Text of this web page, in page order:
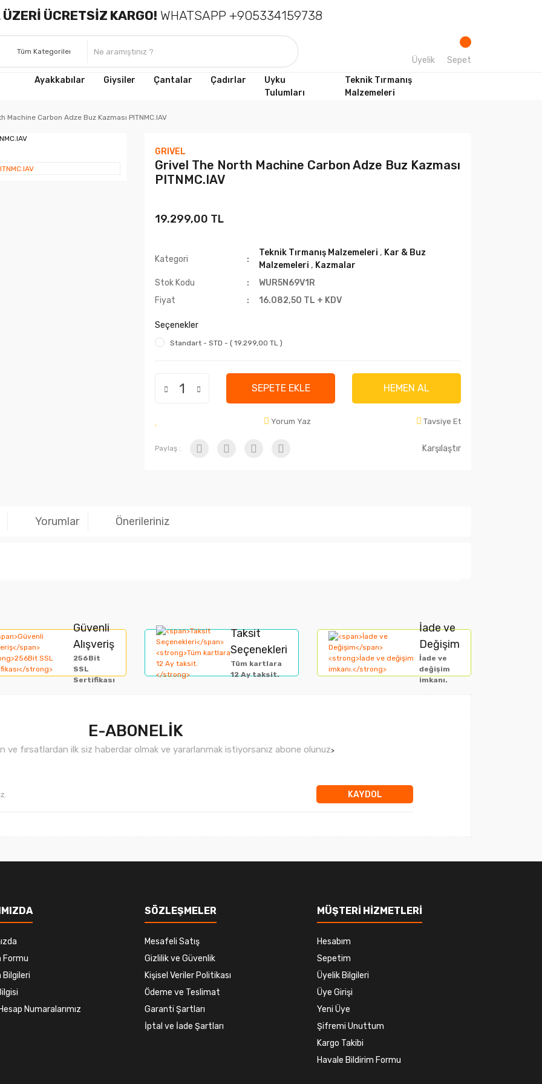
ÜCRETSİZ KARGO! WHATSAPP +905334159738
Üyelik Sepet
Ayakkabılar Giysiler Çantalar Çadırlar
Uyku
Tulumları
Teknik Tırmanış
Malzemeleri
Machine Carbon Adze Buz Kazması PITNMC.IAV
GRIVEL
Grivel The North Machine Carbon Adze Buz Kazması
PITNMC.IAV
19.299,00 TL
Kategori
Teknik Tırmanış Malzemeleri , Kar & Buz
Malzemeleri , Kazmalar
Stok Kodu
WUR5N69V1R
Fiyat
16.082,50 TL + KDV
Seçenekler
Standart - STD - ( 19.299,00 TL )
SEPETE EKLE HEMEN AL
Yorum Yaz Tavsiye Et
Paylaş : Karşılaştır
Yorumlar Önerileriniz
Bu ürüne ilk yorumu siz yapın!
Güvenli
Alışveriş
256Bit
SSL
Sertifikası
Taksit
Seçenekleri
Tüm kartlara
12 Ay taksit.
İade ve
Değişim
İade ve
değişim
imkanı.
E-ABONELİK
ve fırsatlardan ilk siz haberdar olmak ve yararlanmak istiyorsanız abone olunuz>
KAYDOL
Formu
Numaralarımız
SÖZLEŞMELER
Mesafeli Satış
Gizlilik ve Güvenlik
Kişisel Veriler Politikası
Ödeme ve Teslimat
Garanti Şartları
İptal ve İade Şartları
MÜŞTERİ HİZMETLERİ
Hesabım
Sepetim
Üyelik Bilgileri
Üye Girişi
Yeni Üye
Şifremi Unuttum
Kargo Takibi
Havale Bildirim Formu